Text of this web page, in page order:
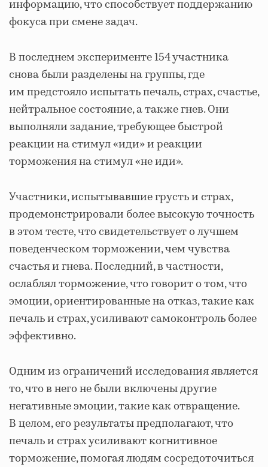
информацию, что способствует поддержанию
фокуса при смене задач.
В последнем эксперименте 154 участника
снова были разделены на группы, где
им предстояло испытать печаль, страх, счастье,
нейтральное состояние, а также гнев. Они
выполняли задание, требующее быстрой
реакции на стимул «иди» и реакции
торможения на стимул «не иди».
Участники, испытывавшие грусть и страх,
продемонстрировали более высокую точность
в этом тесте, что свидетельствует о лучшем
поведенческом торможении, чем чувства
счастья и гнева. Последний, в частности,
ослаблял торможение, что говорит о том, что
эмоции, ориентированные на отказ, такие как
печаль и страх, усиливают самоконтроль более
эффективно.
Одним из ограничений исследования является
то, что в него не были включены другие
негативные эмоции, такие как отвращение.
В целом, его результаты предполагают, что
печаль и страх усиливают когнитивное
торможение, помогая людям сосредоточиться